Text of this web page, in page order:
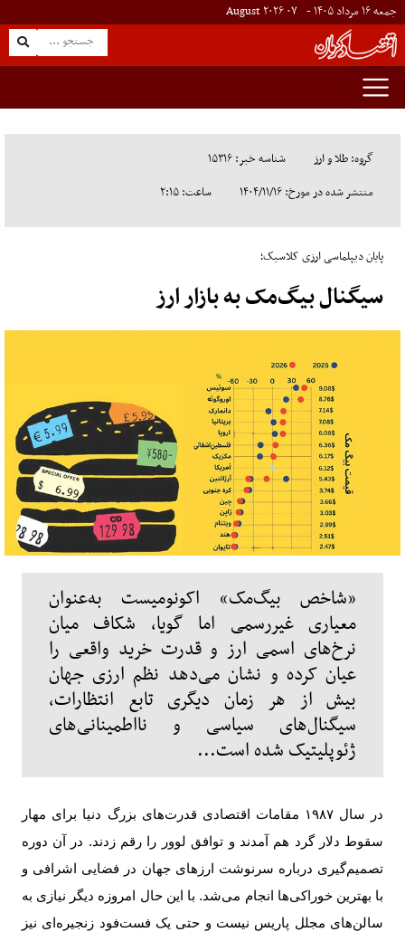
جمعه ۱۶ مرداد ۱۴۰۵ - ۰۷۲۰۲۶
گروه: طلا و ارز
شناسه خبر: ۱۵۳۱۶
منتشر شده در مورخ: ۱۴۰۴/۱۱/۱۶
ساعت: ۲:۱۵
پایان دیپلماسی ارزی کلاسیک؛
سیگنال بیگ‌مک به بازار ارز
«شاخص بیگ‌مک» اکونومیست به‌عنوان
معیاری غیررسمی اما گویا، شکاف میان
نرخ‌های اسمی ارز و قدرت خرید واقعی را
عیان کرده و نشان می‌دهد نظم ارزی جهان
بیش از هر زمان دیگری تابع انتظارات،
سیگنال‌های سیاسی و نااطمینانی‌های
ژئوپلیتیک شده است...
در سال۱۹۸۷ مقامات اقتصادی قدرت‌های بزرگ دنیا برای مهار
سقوط دلار گرد هم آمدند و توافق لوور را رقم زدند. در آن دوره
تصمیم‌گیری درباره سرنوشت ارزهای جهان در فضایی اشرافی و
با بهترین خوراکی‌ها انجام می‌شد. با این حال امروزه دیگر نیازی به
سالن‌های مجلل پاریس نیست و حتی یک فست‌فود زنجیره‌ای نیز